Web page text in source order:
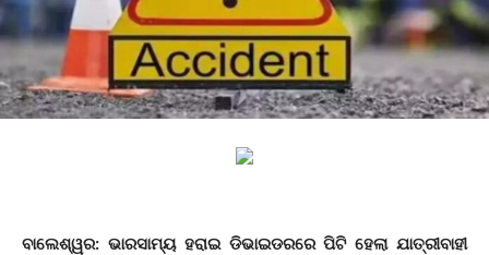
ବାଲେଶ୍ୱର: ଭାରସାମ୍ୟ ହରାଇ ଡିଭାଇଡରରେ ପିଟି ହେଲା ଯାତ୍ରୀବାହୀ